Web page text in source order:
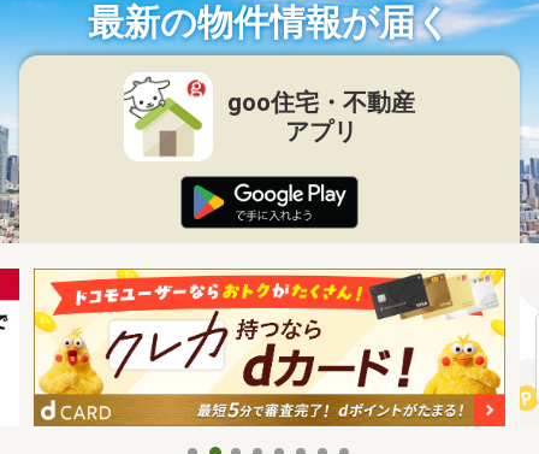
最新の物件情報が届く
goo住宅・不動産
アプリ